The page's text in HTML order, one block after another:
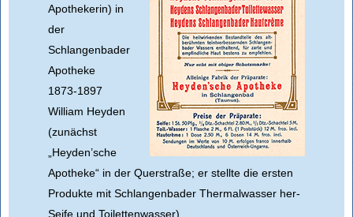
Apothekerin) in
der
Schlangenbader
Apotheke
1873-1897
William Heyden
(zunächst
„Heyden’sche
Apotheke“ in der Querstraße; er stellte die ersten
Produkte mit Schlangenbader Thermalwasser her-
Seife und Toilettenwasser)